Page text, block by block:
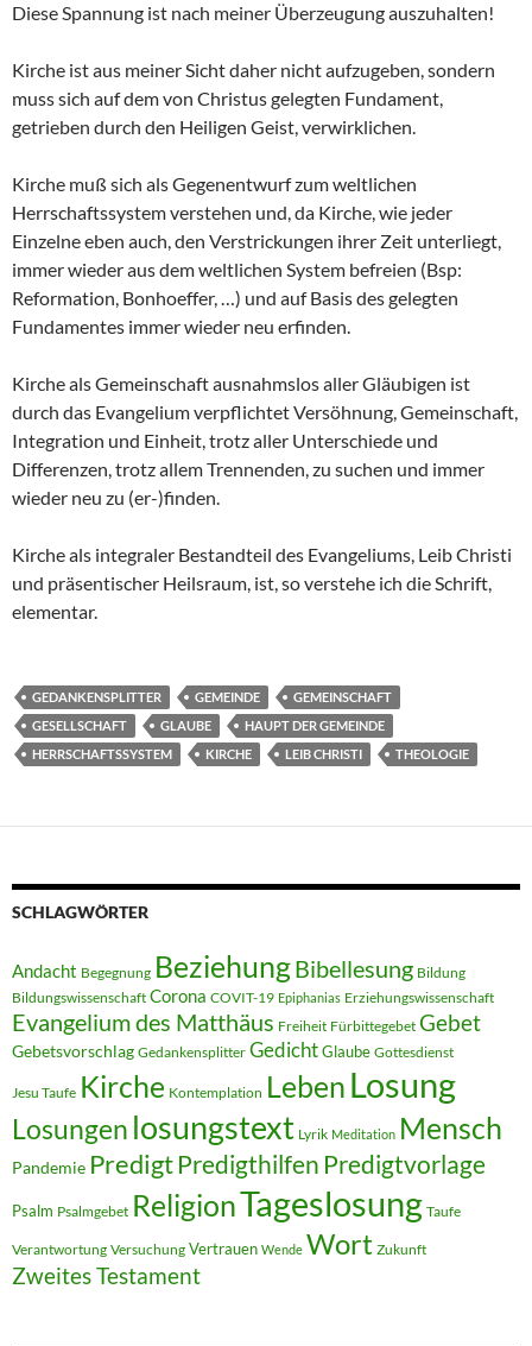
Diese Spannung ist nach meiner Überzeugung auszuhalten!
Kirche ist aus meiner Sicht daher nicht aufzugeben, sondern
muss sich auf dem von Christus gelegten Fundament,
getrieben durch den Heiligen Geist, verwirklichen.
Kirche muß sich als Gegenentwurf zum weltlichen
Herrschaftssystem verstehen und, da Kirche, wie jeder
Einzelne eben auch, den Verstrickungen ihrer Zeit unterliegt,
immer wieder aus dem weltlichen System befreien (Bsp:
Reformation, Bonhoeffer, …) und auf Basis des gelegten
Fundamentes immer wieder neu erfinden.
Kirche als Gemeinschaft ausnahmslos aller Gläubigen ist
durch das Evangelium verpflichtet Versöhnung, Gemeinschaft,
Integration und Einheit, trotz aller Unterschiede und
Differenzen, trotz allem Trennenden, zu suchen und immer
wieder neu zu (er-)finden.
Kirche als integraler Bestandteil des Evangeliums, Leib Christi
und präsentischer Heilsraum, ist, so verstehe ich die Schrift,
elementar.
GEDANKENSPLITTER GEMEINDE
GEMEINSCHAFT
GESELLSCHAFT
GLAUBE
HAUPT DER GEMEINDE
HERRSCHAFTSSYSTEM
KIRCHE LEIB CHRISTI THEOLOGIE
SCHLAGWÖRTER
Andacht Begegnung BeziehungBibellesung Bildung
Bildungswissenschaft Corona COVIT-19 Epiphanias Erziehungswissenschaft
Evangelium des Matthäus Freiheit Fürbittegebet Gebet
Gebetsvorschlag Gedankensplitter GedichtGlaube Gottesdienst
Jesu Taufe Kirche Kontemplation Leben Losung
Losungen losungstext Lyrik Meditation Mensch
Pandemie Predigt Predigthilfen Predigtvorlage
Psalm Psalmgebet ReligionTageslosung Taufe
Verantwortung Versuchung Vertrauen Wende Wort Zukunft
Zweites Testament